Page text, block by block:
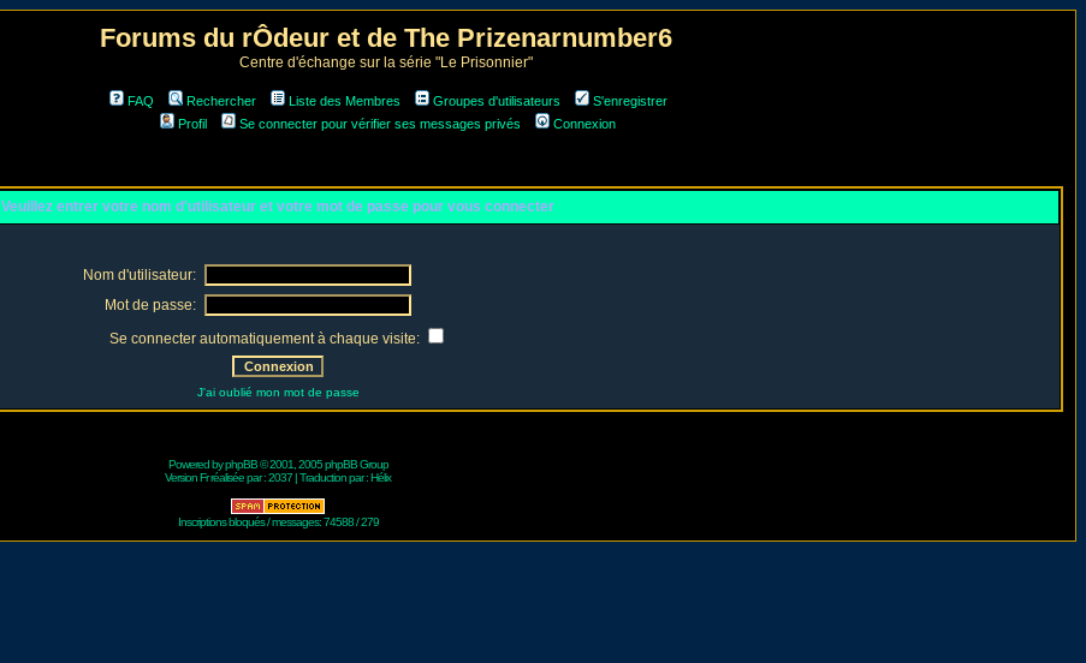
Forums du rÔdeur et de The Prizenarnumber6
Centre d'échange sur la série "Le Prisonnier"
FAQ Rechercher Liste des Membres Groupes d'utilisateurs
S'enregistrer
Profil
Se connecter pour vérifier ses messages privés Connexion
Veuillez entrer votre nom d'utilisateur et votre mot de passe pour vous connecter
Nom d'utilisateur:
Mot de passe:
Se connecter automatiquement à chaque visite:
J'ai oublié mon mot de passe
Powered byphpBB© 2001, 2005 phpBB Group
Version Fr réalisée par :2037 | Traduction par :Hélix
Inscriptions bloqués / messages: 74588 / 279